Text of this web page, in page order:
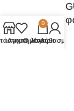
Αγαπημένα
0
Καλάθι
Ο λογαριασμός